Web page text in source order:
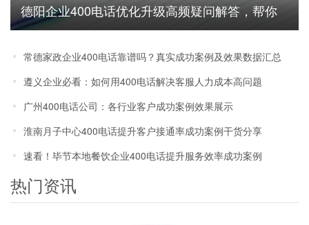
德阳企业400电话优化升级高频疑问解答，帮你
避坑省成本
常德家政企业400电话靠谱吗？真实成功案例及效果数据汇总
遵义企业必看：如何用400电话解决客服人力成本高问题
广州400电话公司：各行业客户成功案例效果展示
淮南月子中心400电话提升客户接通率成功案例干货分享
速看！毕节本地餐饮企业400电话提升服务效率成功案例
热门资讯